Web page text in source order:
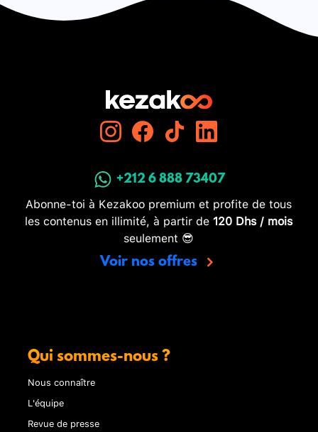
+212 6 888 73407
Abonne-toi à Kezakoo premium et profite de tous
les contenus en illimité, à partir de 120 Dhs / mois
seulement 😎
Voir nos offres
Qui sommes-nous ?
Nous connaître
L'équipe
Revue de presse